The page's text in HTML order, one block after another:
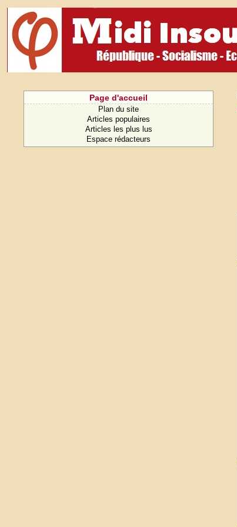
Page d'accueil
Plan du site
Articles populaires
Articles les plus lus
Espace rédacteurs